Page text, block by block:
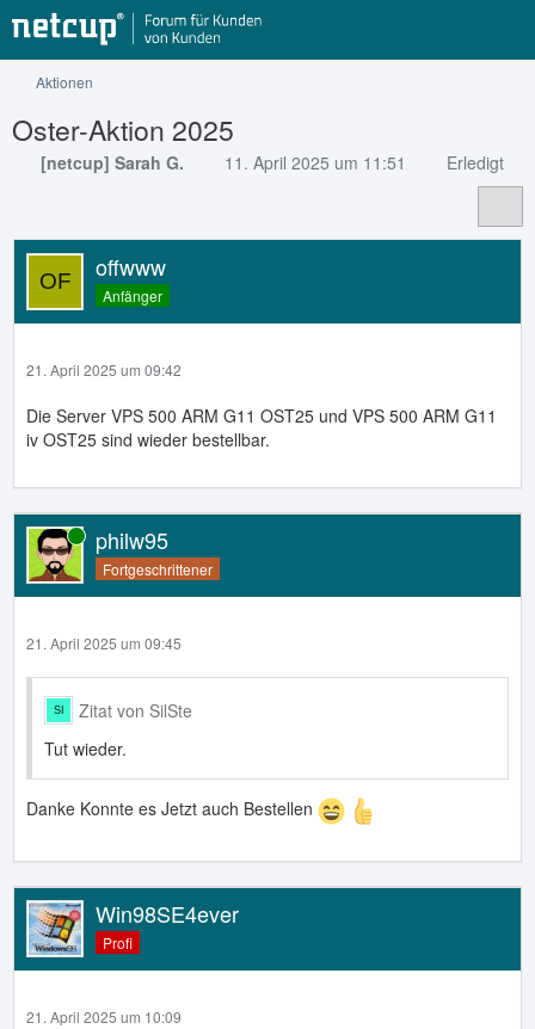
Aktionen
Oster-Aktion 2025
[netcup] Sarah G. 11. April 2025 um 11:51 Erledigt
offwww
Anfänger
21. April 2025 um 09:42
Die Server VPS 500 ARM G11 OST25 und VPS 500 ARM G11
iv OST25 sind wieder bestellbar.
philw95
Online
Fortgeschrittener
21. April 2025 um 09:45
Zitat von SilSte
Tut wieder.
Danke Konnte es Jetzt auch Bestellen
Win98SE4ever
Profi
21. April 2025 um 10:09